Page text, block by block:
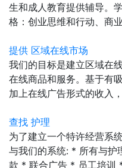
生和成人教育提供辅导。
格：创业思维和行动、商
提供 区域在线市场
我们的目标是建立区域在
在线商品和服务。基于有
加上在线广告形式的收入
查找 护理
为了建立一个特许经营系
与我们的系统: * 所有与护
款 * 联合广告 * 员工培训